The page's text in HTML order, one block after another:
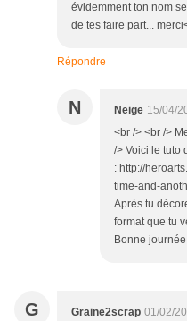
évidemment ton nom
de tes faire part...
Répondre
N Neige 15/04/
<br /> <br />
/> Voici le tuto
: http://
time-and-
Après tu
format que tu
Bonne
G Graine2scrap 01/02/